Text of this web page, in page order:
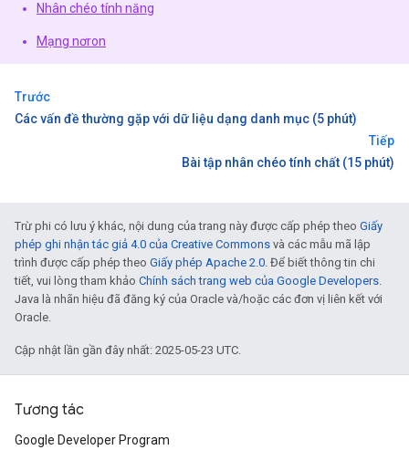
Nhân chéo tính năng
Mạng nơron
Trước
Các vấn đề thường gặp với dữ liệu dạng danh mục (5 phút)
Tiếp
Bài tập nhân chéo tính chất (15 phút)
Trừ phi có lưu ý khác, nội dung của trang này được cấp phép theo Giấy
phép ghi nhận tác giả 4.0 của Creative Commons và các mẫu mã lập
trình được cấp phép theo Giấy phép Apache 2.0. Để biết thông tin chi
tiết, vui lòng tham khảo Chính sách trang web của Google Developers.
Java là nhãn hiệu đã đăng ký của Oracle và/hoặc các đơn vị liên kết với
Oracle.
Cập nhật lần gần đây nhất: 2025-05-23 UTC.
Tương tác
Google Developer Program